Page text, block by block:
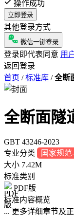
操作成功
立即登录
其他登录方式
微信一键登录
登录即代表同意 用
返回登录
首页 / 标准库 / 全断
全断面隧
GBT 43246-2023
专业分类
国家规
大小 7.42M
标准类别
PDF版
标准内容概览
... 更多详细章节及